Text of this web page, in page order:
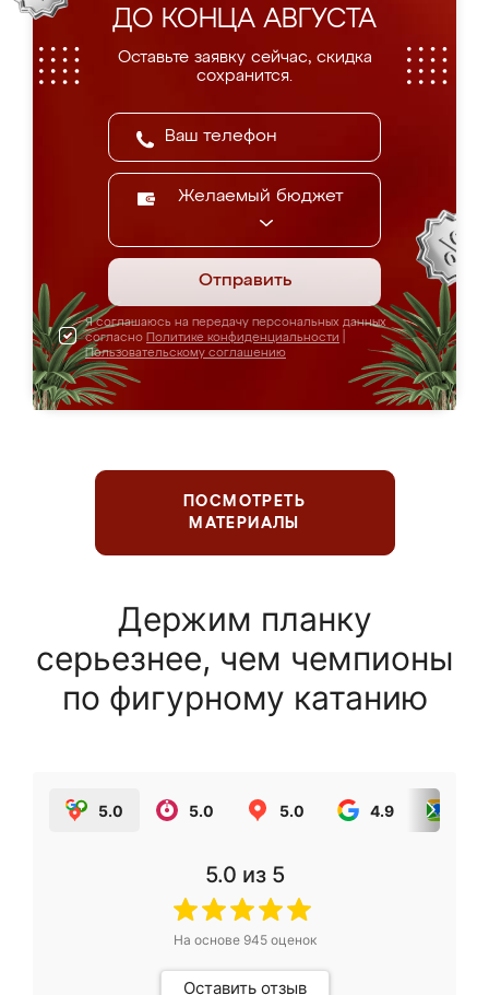
ДО КОНЦА АВГУСТА
Оставьте заявку сейчас, скидка
сохранится.
Желаемый бюджет
Отправить
Я соглашаюсь на передачу персональных данных
согласно Политике конфиденциальности
Пользовательскому соглашению
ПОСМОТРЕТЬ
МАТЕРИАЛЫ
Держим планку
серьезнее, чем чемпионы
по фигурному катанию
5.0 5.0 5.0 4.9
5.0 из 5
На основе 945оценок
Оставить отзыв